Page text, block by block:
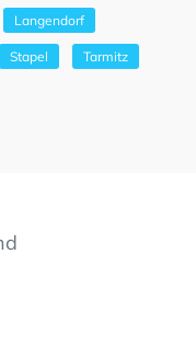
Langendorf
Stapel Tarmitz